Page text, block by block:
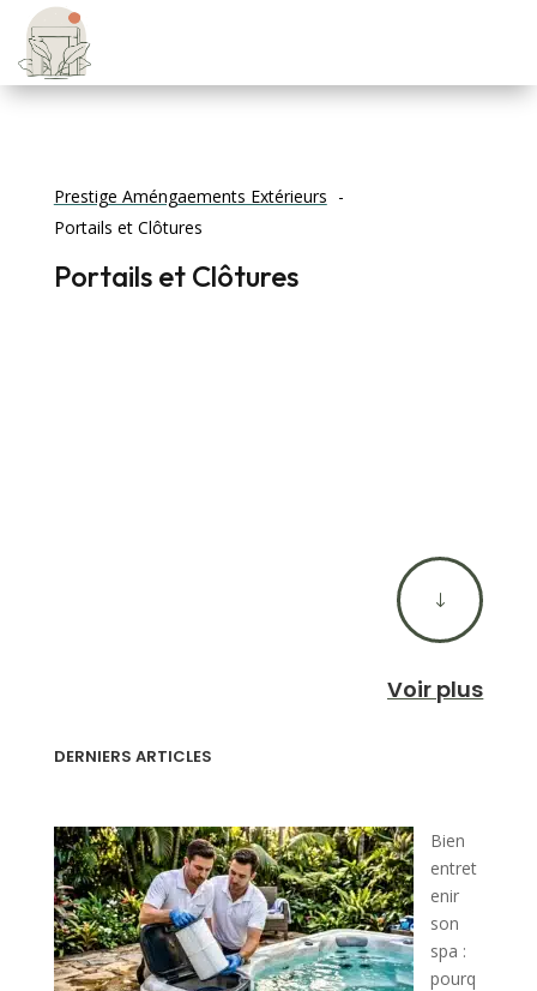
Prestige Améngaements Extérieurs
Portails et Clôtures
Portails et Clôtures
"
Voir plus
DERNIERS ARTICLES
Bien
entret
enir
son
spa :
pourq